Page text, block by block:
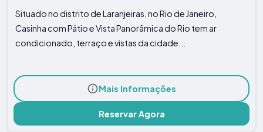
Situado no distrito de Laranjeiras, no Rio de Janeiro,
Casinha com Pátio e Vista Panorâmica do Rio tem ar
condicionado, terraço e vistas da cidade...
Mais Informações
Reservar Agora